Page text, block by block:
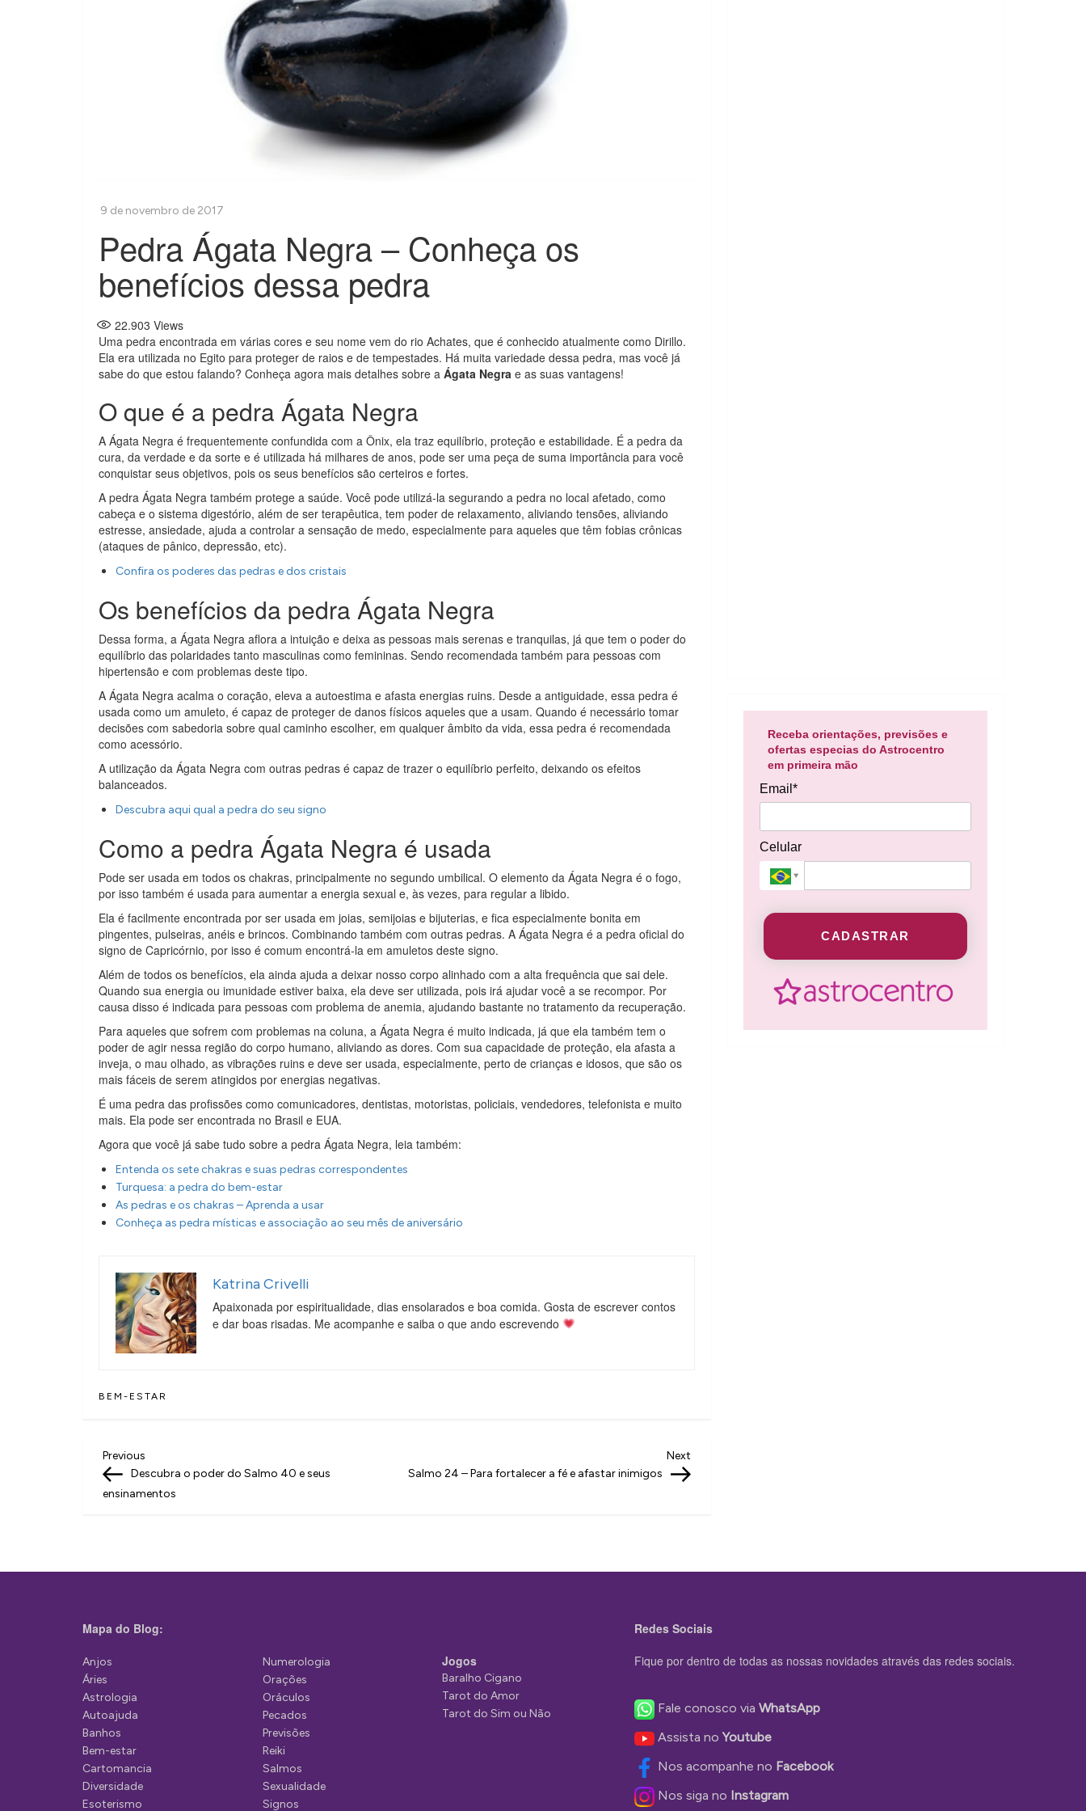
Pedra Ágata Negra – Conheça os
benefícios dessa pedra
22.903 Views
Uma pedra encontrada em várias cores e seu nome vem do rio Achates, que é conhecido atualmente como Dirillo.
Ela era utilizada no Egito para proteger de raios e de tempestades. Há muita variedade dessa pedra, mas você já
sabe do que estou falando? Conheça agora mais detalhes sobre a Ágata Negra e as suas vantagens!
O que é a pedra Ágata Negra
A Ágata Negra é frequentemente confundida com a Ônix, ela traz equilíbrio, proteção e estabilidade. É a pedra da
cura, da verdade e da sorte e é utilizada há milhares de anos, pode ser uma peça de suma importância para você
conquistar seus objetivos, pois os seus benefícios são certeiros e fortes.
A pedra Ágata Negra também protege a saúde. Você pode utilizá-la segurando a pedra no local afetado, como
cabeça e o sistema digestório, além de ser terapêutica, tem poder de relaxamento, aliviando tensões, aliviando
estresse, ansiedade, ajuda a controlar a sensação de medo, especialmente para aqueles que têm fobias crônicas
(ataques de pânico, depressão, etc).
Confira os poderes das pedras e dos cristais
Os benefícios da pedra Ágata Negra
Dessa forma, a Ágata Negra aflora a intuição e deixa as pessoas mais serenas e tranquilas, já que tem o poder do
equilíbrio das polaridades tanto masculinas como femininas. Sendo recomendada também para pessoas com
hipertensão e com problemas deste tipo.
A Ágata Negra acalma o coração, eleva a autoestima e afasta energias ruins. Desde a antiguidade, essa pedra é
usada como um amuleto, é capaz de proteger de danos físicos aqueles que a usam. Quando é necessário tomar
decisões com sabedoria sobre qual caminho escolher, em qualquer âmbito da vida, essa pedra é recomendada
como acessório.
A utilização da Ágata Negra com outras pedras é capaz de trazer o equilíbrio perfeito, deixando os efeitos
balanceados.
Descubra aqui qual a pedra do seu signo
Como a pedra Ágata Negra é usada
Pode ser usada em todos os chakras, principalmente no segundo umbilical. O elemento da Ágata Negra é o fogo,
por isso também é usada para aumentar a energia sexual e, às vezes, para regular a libido.
Ela é facilmente encontrada por ser usada em joias, semijoias e bijuterias, e fica especialmente bonita em
pingentes, pulseiras, anéis e brincos. Combinando também com outras pedras. A Ágata Negra é a pedra oficial do
signo de Capricórnio, por isso é comum encontrá-la em amuletos deste signo.
Além de todos os benefícios, ela ainda ajuda a deixar nosso corpo alinhado com a alta frequência que sai dele.
Quando sua energia ou imunidade estiver baixa, ela deve ser utilizada, pois irá ajudar você a se recompor. Por
causa disso é indicada para pessoas com problema de anemia, ajudando bastante no tratamento da recuperação.
Para aqueles que sofrem com problemas na coluna, a Ágata Negra é muito indicada, já que ela também tem o
poder de agir nessa região do corpo humano, aliviando as dores. Com sua capacidade de proteção, ela afasta a
inveja, o mau olhado, as vibrações ruins e deve ser usada, especialmente, perto de crianças e idosos, que são os
mais fáceis de serem atingidos por energias negativas.
É uma pedra das profissões como comunicadores, dentistas, motoristas, policiais, vendedores, telefonista e muito
mais. Ela pode ser encontrada no Brasil e EUA.
Agora que você já sabe tudo sobre a pedra Ágata Negra, leia também:
Entenda os sete chakras e suas pedras correspondentes
Turquesa: a pedra do bem-estar
As pedras e os chakras – Aprenda a usar
Conheça as pedra místicas e associação ao seu mês de aniversário
Katrina Crivelli
Apaixonada por espiritualidade, dias ensolarados e boa comida. Gosta de escrever contos
e dar boas risadas. Me acompanhe e saiba o que ando escrevendo
BEM-ESTAR
N
a
g
ç
o
d
e
P
o
Previous
Post
Previous
Descubra o poder do Salmo 40 e seus
ensinamentos
Post
Next
Salmo 24 – Para fortalecer a fé e afastar inimigos
Receba orientações, previsões e
ofertas especias do Astrocentro
em primeira mão
Email*
Celular
CADASTRAR
Mapa do Blog:
Anjos
Áries
Astrologia
Autoajuda
Banhos
Bem-estar
Cartomancia
Diversidade
Esoterismo
Numerologia
Orações
Oráculos
Pecados
Previsões
Reiki
Salmos
Sexualidade
Signos
Jogos
Baralho Cigano
Tarot do Amor
Tarot do Sim ou Não
Redes Sociais
Fique por dentro de todas as nossas novidades através das redes sociais.
Fale conosco via WhatsApp
Assista noYoutube
Nos acompanhe no Facebook
Nos siga no Instagram